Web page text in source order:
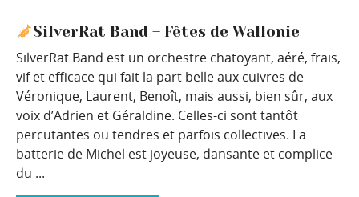
SilverRat Band – Fêtes de Wallonie
SilverRat Band est un orchestre chatoyant, aéré, frais,
vif et efficace qui fait la part belle aux cuivres de
Véronique, Laurent, Benoît, mais aussi, bien sûr, aux
voix d’Adrien et Géraldine. Celles-ci sont tantôt
percutantes ou tendres et parfois collectives. La
batterie de Michel est joyeuse, dansante et complice
du ...